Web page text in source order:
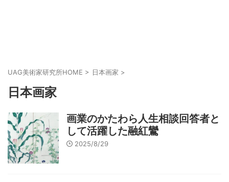
UAG美術家研究所HOME > 日本画家 >
日本画家
画業のかたわら人生相談回答者と
して活躍した融紅鸞
2025/8/29